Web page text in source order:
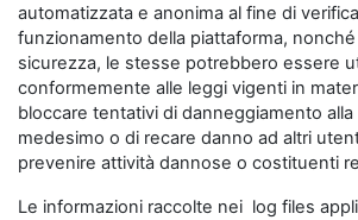
automatizzata e anonima al fine di
funzionamento della piattaforma,
sicurezza, le stesse potrebbero essere
conformemente alle leggi vigenti in
bloccare tentativi di danneggiamento
medesimo o di recare danno ad altri
prevenire attività dannose o costituenti
Le informazioni raccolte nei log files